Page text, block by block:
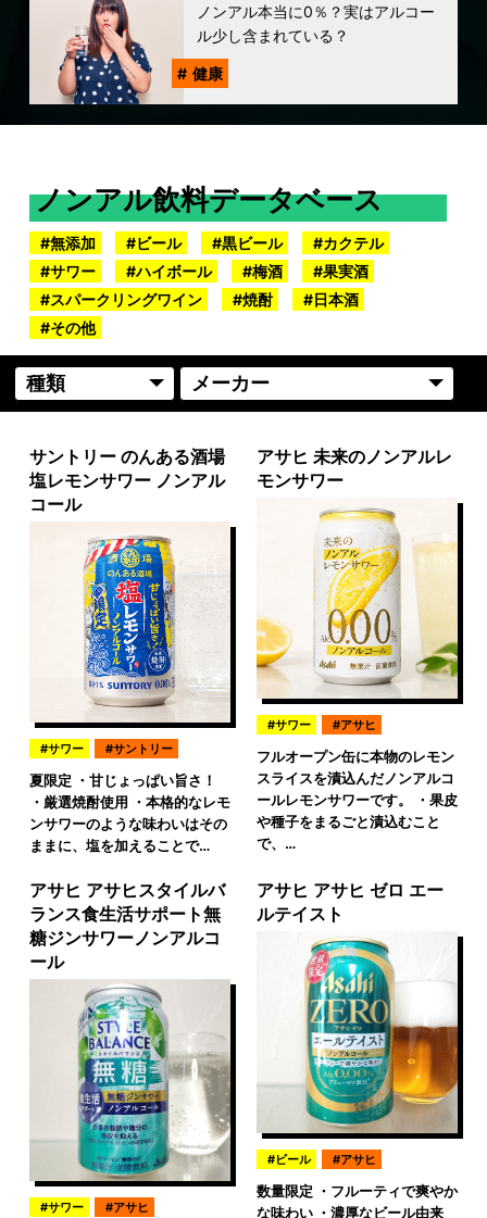
ノンアル本当に0％？実はアルコー
ル少し含まれている？
健康
ノンアル飲料データベース
無添加 ビール 黒ビール
カクテル
サワー
ハイボール 梅酒
果実酒
スパークリングワイン
焼酎
日本酒
その他
サントリー のんある酒場
塩レモンサワー ノンアル
コール
サワー サントリー
夏限定 ・甘じょっぱい旨さ！
・厳選焼酎使用 ・本格的なレモ
ンサワーのような味わいはその
ままに、塩を加えることで…
アサヒ 未来のノンアルレ
モンサワー
サワー アサヒ
フルオープン缶に本物のレモン
スライスを漬込んだノンアルコ
ールレモンサワーです。 ・果皮
や種子をまるごと漬込むこと
で、…
アサヒ アサヒスタイルバ
ランス食生活サポート無
糖ジンサワーノンアルコ
ール
サワー アサヒ
アサヒ アサヒ ゼロ エー
ルテイスト
ビール アサヒ
数量限定 ・フルーティで爽やか
な味わい ・濃厚なビール由来